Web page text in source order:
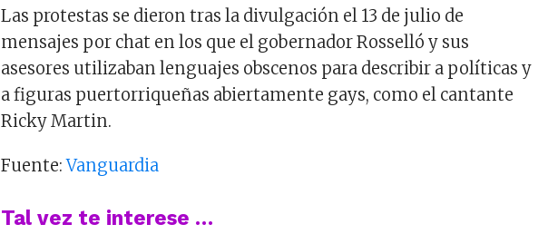
Las protestas se dieron tras la divulgación el 13 de julio de
mensajes por chat en los que el gobernador Rosselló y sus
asesores utilizaban lenguajes obscenos para describir a políticas y
a figuras puertorriqueñas abiertamente gays, como el cantante
Ricky Martin.
Fuente:Vanguardia
Tal vez te interese …